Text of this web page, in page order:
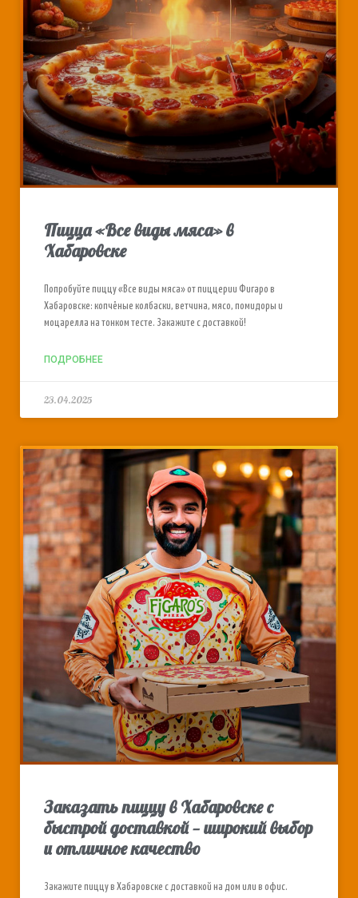
Пицца «Все виды мяса» в
Хабаровске
Попробуйте пиццу «Все виды мяса» от пиццерии Фигаро в
Хабаровске: копчёные колбаски, ветчина, мясо, помидоры и
моцарелла на тонком тесте. Закажите с доставкой!
ПОДРОБНЕЕ
23.04.2025
Заказать пиццу в Хабаровске с
быстрой доставкой — широкий выбор
и отличное качество
Закажите пиццу в Хабаровске с доставкой на дом или в офис.